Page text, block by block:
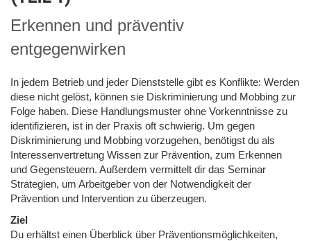
Erkennen und präventiv
entgegenwirken
In jedem Betrieb und jeder Dienststelle gibt es Konflikte: Werden
diese nicht gelöst, können sie Diskriminierung und Mobbing zur
Folge haben. Diese Handlungsmuster ohne Vorkenntnisse zu
identifizieren, ist in der Praxis oft schwierig. Um gegen
Diskriminierung und Mobbing vorzugehen, benötigst du als
Interessenvertretung Wissen zur Prävention, zum Erkennen
und Gegensteuern. Außerdem vermittelt dir das Seminar
Strategien, um Arbeitgeber von der Notwendigkeit der
Prävention und Intervention zu überzeugen.
Ziel
Du erhältst einen Überblick über Präventionsmöglichkeiten,